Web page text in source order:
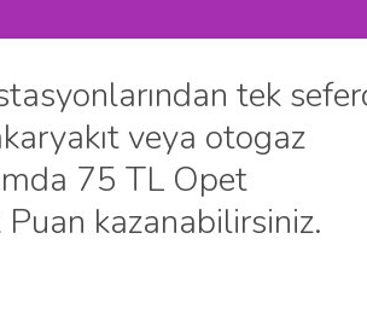
tek
veya otogaz
75 TL Opet
kazanabilirsiniz.